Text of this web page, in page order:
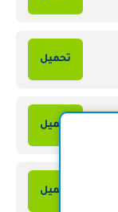
تحميل
تحميل
تحميل